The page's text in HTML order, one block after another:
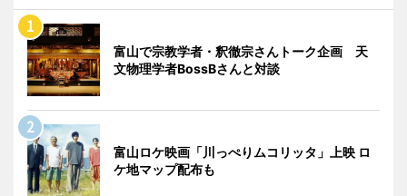
富山で宗教学者・釈徹宗さんトーク企画 天
文物理学者BossBさんと対談
富山ロケ映画「川っぺりムコリッタ」上映 ロ
ケ地マップ配布も